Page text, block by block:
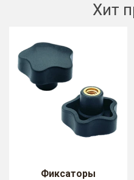
Хит
Фиксаторы